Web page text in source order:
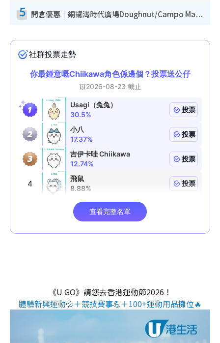
5 開倉優惠｜銅鑼灣時代廣場Doughnut/Campo Marzio開倉低至1折！背囊、書包、手袋劈價$200起
《U GO》請您去香港運動節2026！
體驗新興運動💦＋競技賽事💪＋100+運動用品攤位🔥